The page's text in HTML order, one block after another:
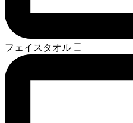
フェイスタオル